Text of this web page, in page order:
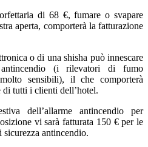
di 68 €, fumare o svapare
aperta, comporterà la fatturazione
o di una shisha può innescare
antincendio (i rilevatori di fumo
sensibili), il che comporterà
di tutti i clienti dell’hotel.
dell’allarme antincendio per
vi sarà fatturata 150 € per le
sicurezza antincendio.